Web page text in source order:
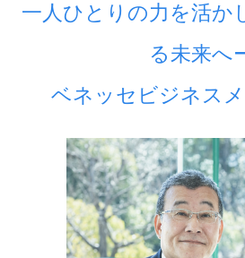
一人ひとりの力を活か
る未来へ
ベネッセビジネス